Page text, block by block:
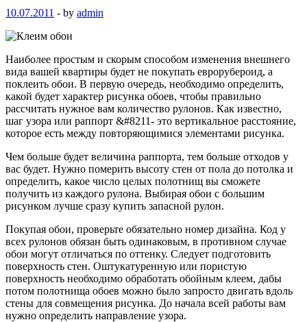
10.07.2011 - by admin
Наиболее простым и скорым способом изменения внешнего
вида вашей квартиры будет не покупать еврорубероид, а
поклеить обои. В первую очередь, необходимо определить,
какой будет характер рисунка обоев, чтобы правильно
рассчитать нужное вам количество рулонов. Как известно,
шаг узора или раппорт &#8211- это вертикальное расстояние,
которое есть между повторяющимися элементами рисунка.
Чем больше будет величина раппорта, тем больше отходов у
вас будет. Нужно померить высоту стен от пола до потолка и
определить, какое число целых полотнищ вы сможете
получить из каждого рулона. Выбирая обои с большим
рисунком лучше сразу купить запасной рулон.
Покупая обои, проверьте обязательно номер дизайна. Код у
всех рулонов обязан быть одинаковым, в противном случае
обои могут отличаться по оттенку. Следует подготовить
поверхность стен. Оштукатуренную или пористую
поверхность необходимо обработать обойным клеем, дабы
потом полотнища обоев можно было запросто двигать вдоль
стены для совмещения рисунка. До начала всей работы вам
нужно определить направление узора.